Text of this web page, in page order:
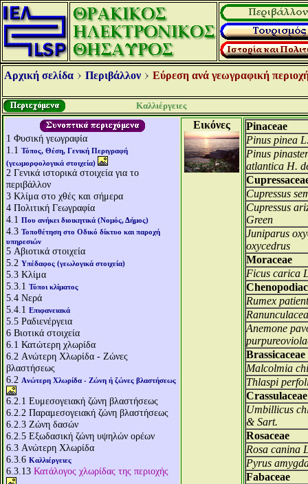
Αρχική σελίδα Περιβάλλον Εύρεση ανά γεωγραφική
Καλλιέργειες
1 Φυσική γεωγραφία
1.1 Τόπος, Θέση, Γενική Περιγραφή
(γεωμορφολογικά στοιχεία)
2 Γενικά ιστορικά στοιχεία για το
περιβάλλον
3 Κλίμα στο χθές και σήμερα
4 Πολιτική Γεωγραφία
4.1 Που ανήκει διοικητικά (Νομός, Δήμος)
4.3 Τοποθέτηση στο Οδικό δίκτυο και παροχή
υπηρεσιών
5 Αβιοτικά στοιχεία
5.2 Υπέδαφος (γεωλογικά στοιχεία)
5.3 Κλίμα
5.3.1 Τύποι κλίματος
5.4 Νερά
5.4.1 Επιφανειακά
5.5 Ραδιενέργεια
6 Βιοτικά στοιχεία
6.1 Κατώτερη χλωρίδα
6.2 Aνώτερη Χλωρίδα - Ζώνες
βλαστήσεως
6.2 Aνώτερη Χλωρίδα - Ζώνη ή ζώνες βλαστήσεως
6.2.1 Ευμεσογειακή ζώνη βλαστήσεως
6.2.2 Παραμεσογειακή ζώνη βλαστήσεως
6.2.3 Ζώνη δασών
6.2.5 Εξωδασική ζώνη υψηλών ορέων
6.3 Aνώτερη Χλωρίδα
6.3.6 Καλλιέργειες
6.3.13 Κατάλογος χλωρίδας της περιοχής
Εικόνες
Pinaceae
Pinus pinea
Pinus
atlantica H.
Cupressus
Cupressus
Green
Juniparus
oxycedrus
Moraceae
Ficus carica
Rumex
Anemone
Brassicaceae
Malcolmia
Thlaspi
Crassulaceae
Umbillicus
& Sart.
Rosaceae
Rosa canina
Pyrus
Fabaceae